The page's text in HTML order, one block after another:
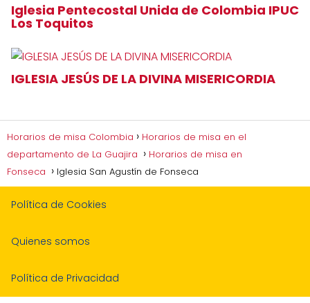
Iglesia Pentecostal Unida de Colombia IPUC
Los Toquitos
IGLESIA JESÚS DE LA DIVINA MISERICORDIA
Horarios de misa Colombia
Horarios de misa en el
departamento de La Guajira
Horarios de misa en
Fonseca
Iglesia San Agustín de Fonseca
Política de Cookies
Quienes somos
Política de Privacidad